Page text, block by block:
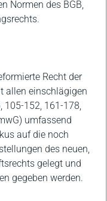
Normen des BGB,
Recht der
allen einschlägigen
105-152, 161-178,
umfassend
auf die noch
des neuen,
gelegt und
gegeben werden.